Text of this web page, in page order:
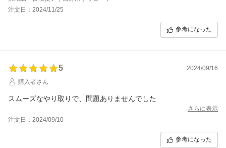
注文日：2024/11/25
参考になった
5
2024/09/16
購入者さん
スムーズなやり取りで、問題ありませんでした
さらに表示
注文日：2024/09/10
参考になった